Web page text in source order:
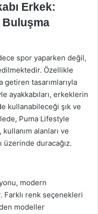
Erkek:
Buluşma
spor yaparken değil,
Özellikle
getiren tasarımlarıyla
ayakkabıları, erkeklerin
kullanabileceği şık ve
Puma Lifestyle
kullanım alanları ve
üzerinde duracağız.
modern
Farklı renk seçenekleri
modeller